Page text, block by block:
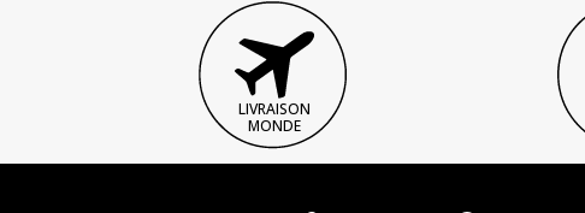
LIVRAISON
MONDE